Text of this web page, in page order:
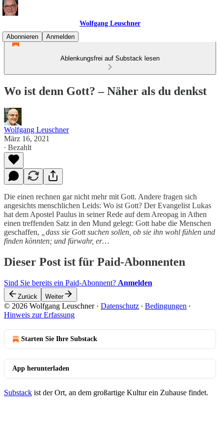
Wolfgang Leuschner
Abonnieren
Anmelden
Ablenkungsfrei auf Substack lesen
Wo ist denn Gott? – Näher als du denkst
Wolfgang Leuschner
März 16, 2021
∙ Bezahlt
Die einen rechnen gar nicht mehr mit Gott. Andere fragen sich
angesichts menschlichen Leids: Wo ist Gott? Der Evangelist Lukas
hat dem Apostel Paulus in seiner Rede auf dem Areopag in Athen
einen treffenden Satz in den Mund gelegt: Gott habe die Menschen
geschaffen,
„dass sie Gott suchen sollen, ob sie ihn wohl fühlen und
finden könnten; und fürwahr, er…
Dieser Post ist für Paid-Abonnenten
Sind Sie bereits ein Paid-Abonnent? Anmelden
Zurück Weiter
© 2026 Wolfgang Leuschner· Datenschutz ∙ Bedingungen ∙
Hinweis zur Erfassung
Starten Sie Ihre Substack
App herunterladen
Substack ist der Ort, an dem großartige Kultur ein Zuhause findet.